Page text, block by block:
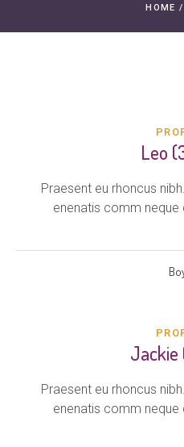
HOME /
Leo
Praesent eu rhoncus
enenatis comm neque
Jackie
Praesent eu rhoncus
enenatis comm neque